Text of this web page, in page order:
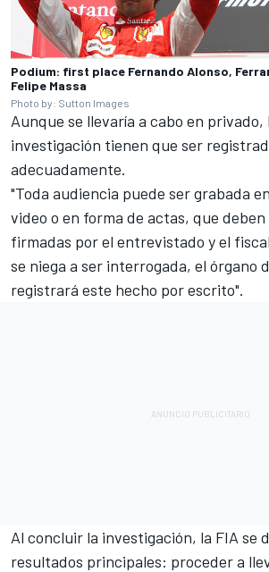
Podium: first place Fernando Alonso,
Felipe Massa
Photo by: Sutton Images
Aunque se llevaría a cabo en privado,
investigación tienen que ser
adecuadamente.
"Toda audiencia puede ser grabada
video o en forma de actas, que
firmadas por el entrevistado y el
se niega a ser interrogada, el órgano
registrará este hecho por escrito".
Al concluir la investigación, la FIA se
resultados principales: proceder a